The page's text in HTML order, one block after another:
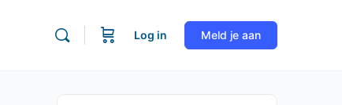
Log in Meld je aan